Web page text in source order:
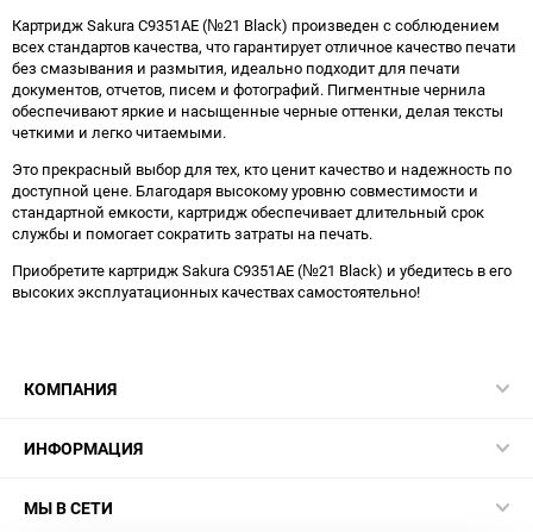
Картридж Sakura C9351AE (№21 Black) произведен с соблюдением
всех стандартов качества, что гарантирует отличное качество печати
без смазывания и размытия, идеально подходит для печати
документов, отчетов, писем и фотографий. Пигментные чернила
обеспечивают яркие и насыщенные черные оттенки, делая тексты
четкими и легко читаемыми.
Это прекрасный выбор для тех, кто ценит качество и надежность по
доступной цене. Благодаря высокому уровню совместимости и
стандартной емкости, картридж обеспечивает длительный срок
службы и помогает сократить затраты на печать.
Приобретите картридж Sakura C9351AE (№21 Black) и убедитесь в его
высоких эксплуатационных качествах самостоятельно!
КОМПАНИЯ
ИНФОРМАЦИЯ
МЫ В СЕТИ